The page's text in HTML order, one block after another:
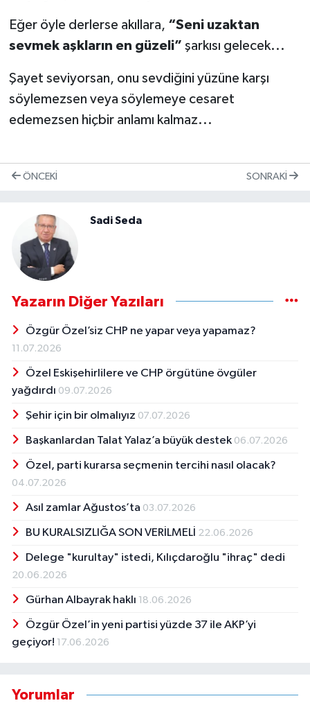
Eğer öyle derlerse akıllara, “Seni uzaktan
sevmek aşkların en güzeli” şarkısı gelecek...
Şayet seviyorsan, onu sevdiğini yüzüne karşı
söylemezsen veya söylemeye cesaret
edemezsen hiçbir anlamı kalmaz...
ÖNCEKI SONRAKI
Sadi Seda
Yazarın Diğer Yazıları
Özgür Özel’siz CHP ne yapar veya yapamaz?
11.07.2026
Özel Eskişehirlilere ve CHP örgütüne övgüler
yağdırdı 09.07.2026
Şehir için bir olmalıyız 07.07.2026
Başkanlardan Talat Yalaz’a büyük destek 06.07.2026
Özel, parti kurarsa seçmenin tercihi nasıl olacak?
04.07.2026
Asıl zamlar Ağustos’ta 03.07.2026
BU KURALSIZLIĞA SON VERİLMELİ 22.06.2026
Delege "kurultay" istedi, Kılıçdaroğlu "ihraç" dedi
20.06.2026
Gürhan Albayrak haklı 18.06.2026
Özgür Özel’in yeni partisi yüzde 37 ile AKP’yi
geçiyor! 17.06.2026
Yorumlar